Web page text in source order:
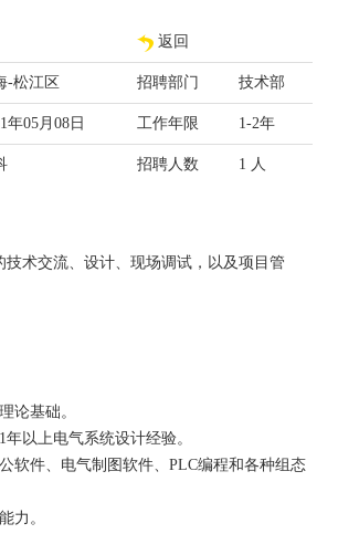
返回
-松江区 招聘部门 技术部
年05月08日 工作年限 1-2年
招聘人数 1 人
技术交流、设计、现场调试，以及项目管
论基础。
以上电气系统设计经验。
软件、电气制图软件、PLC编程和各种组态
力。